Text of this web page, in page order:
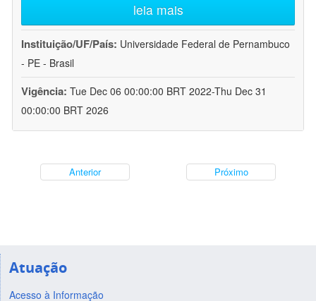
leia mais
Instituição/UF/País: Universidade Federal de Pernambuco
- PE - Brasil
Vigência: Tue Dec 06 00:00:00 BRT 2022-Thu Dec 31
00:00:00 BRT 2026
Anterior Próximo
Atuação
Acesso à Informação